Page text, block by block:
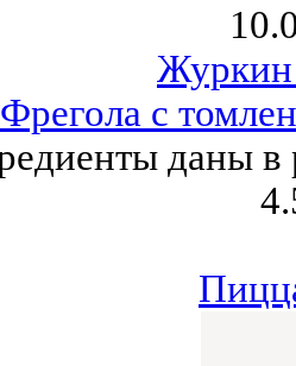
Журкин
Фрегола с
даны в